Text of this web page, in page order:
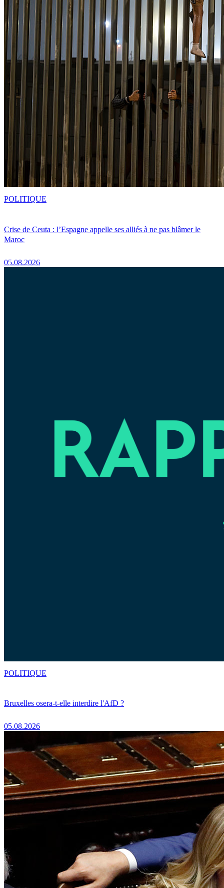
Crise de Ceuta : l’Espagne appelle ses alliés à ne pas blâmer le
Maroc
05.08.2026
POLITIQUE
Bruxelles osera-t-elle interdire l'AfD ?
05.08.2026
POLITIQUE